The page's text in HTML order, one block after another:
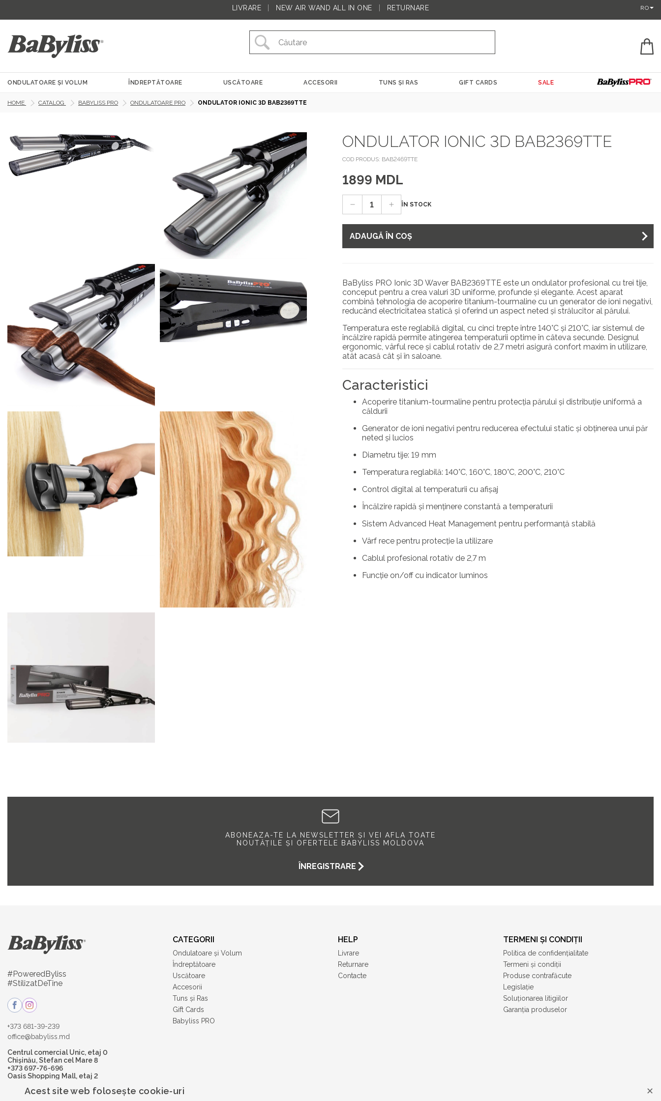
LIVRARE NEW AIR WAND ALL IN ONE RETURNARE RO
ONDULATOARE ȘI VOLUM ÎNDREPTĂTOARE USCĂTOARE ACCESORII TUNS ȘI RAS GIFT CARDS SALE
HOME CATALOG BABYLISS PRO ONDULATOARE PRO ONDULATOR IONIC 3D BAB2369TTE
ONDULATOR IONIC 3D BAB2369TTE
COD PRODUS: BAB2469TTE
1899 MDL
ÎN STOCK
ADAUGĂ ÎN COȘ
BaByliss PRO Ionic 3D Waver BAB2369TTE este un ondulator profesional cu trei tije,
conceput pentru a crea valuri 3D uniforme, profunde și elegante. Acest aparat
combină tehnologia de acoperire titanium-tourmaline cu un generator de ioni negativi,
reducând electricitatea statică și oferind un aspect neted și strălucitor al părului.
Temperatura este reglabilă digital, cu cinci trepte între 140°C și 210°C, iar sistemul de
încălzire rapidă permite atingerea temperaturii optime în câteva secunde. Designul
ergonomic, vârful rece și cablul rotativ de 2,7 metri asigură confort maxim în utilizare,
atât acasă cât și în saloane.
Caracteristici
Acoperire titanium-tourmaline pentru protecția părului și distribuție uniformă a
căldurii
Generator de ioni negativi pentru reducerea efectului static și obținerea unui păr
neted și lucios
Diametru tije: 19 mm
Temperatura reglabilă: 140°C, 160°C, 180°C, 200°C, 210°C
Control digital al temperaturii cu afișaj
Încălzire rapidă și menținere constantă a temperaturii
Sistem Advanced Heat Management pentru performanță stabilă
Vârf rece pentru protecție la utilizare
Cablul profesional rotativ de 2,7 m
Funcție on/off cu indicator luminos
ABONEAZA-TE LA NEWSLETTER ȘI VEI AFLA TOATE
NOUTĂȚILE ȘI OFERTELE BABYLISS MOLDOVA
ÎNREGISTRARE
#PoweredByliss
#StilizatDeTine
+373 681-39-239
office@babyliss.md
Centrul comercial Unic, etaj 0
Chișinău, Stefan cel Mare 8
+373 697-76-696
Oasis Shopping Mall, etaj 2
+373 697-76-697
CATEGORII
Ondulatoare și Volum
Îndreptătoare
Uscătoare
Accesorii
Tuns și Ras
Gift Cards
Babyliss PRO
HELP
Livrare
Returnare
Contacte
TERMENI ȘI CONDIȚII
Politica de confidențialitate
Termeni și condiții
Produse contrafăcute
Legislație
Soluționarea litigiilor
Garanția produselor
Acest site web folosește cookie-uri ✕